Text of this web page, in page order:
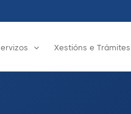
Xestións e